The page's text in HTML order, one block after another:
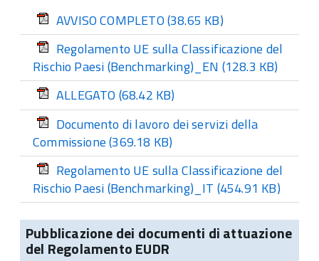
AVVISO COMPLETO(38.65 KB)
Regolamento UE sulla Classificazione del
Rischio Paesi (Benchmarking)_EN (128.3 KB)
ALLEGATO (68.42 KB)
Documento di lavoro dei servizi della
Commissione(369.18 KB)
Regolamento UE sulla Classificazione del
Rischio Paesi (Benchmarking)_IT (454.91 KB)
Pubblicazione dei documenti di attuazione
del Regolamento EUDR